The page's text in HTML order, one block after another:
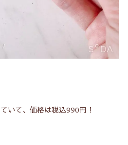
いて、価格は税込990円！